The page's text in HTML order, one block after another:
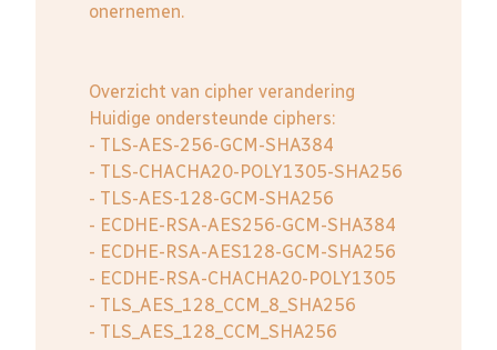
onernemen.
Overzicht van cipher verandering
Huidige ondersteunde ciphers:
- TLS-AES-256-GCM-SHA384
- TLS-CHACHA20-POLY1305-SHA256
- TLS-AES-128-GCM-SHA256
- ECDHE-RSA-AES256-GCM-SHA384
- ECDHE-RSA-AES128-GCM-SHA256
- ECDHE-RSA-CHACHA20-POLY1305
- TLS_AES_128_CCM_8_SHA256
- TLS_AES_128_CCM_SHA256